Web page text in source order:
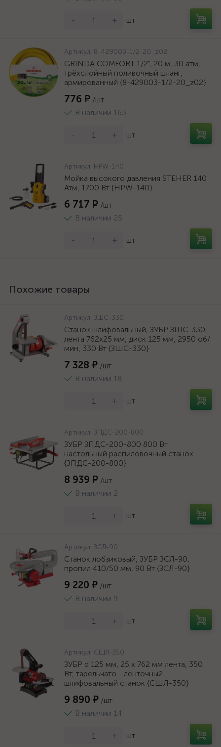
- + шт
Артикул: 8-429003-1/2-20_z02
GRINDA COMFORT 1/2", 20 м, 30 атм,
трёхслойный поливочный шланг,
армированный {8-429003-1/2-20_z02}
776 ₽ /шт
В наличии 163
- + шт
Артикул: HPW-140
Мойка высокого давления STEHER 140
Атм, 1700 Вт {HPW-140}
6 717 ₽ /шт
В наличии 25
- + шт
Похожие товары
Артикул: ЗШС-330
Станок шлифовальный, ЗУБР ЗШС-330,
лента 762x25 мм, диск 125 мм, 2950 об/
мин, 330 Вт {ЗШС-330}
7 328 ₽ /шт
В наличии 18
+ шт
Артикул: ЗПДС-200-800
ЗУБР ЗПДС-200-800 800 Вт
настольный распиловочный станок
{ЗПДС-200-800}
8 939 ₽ /шт
В наличии 2
+ шт
Артикул: ЗСЛ-90
Станок лобзиковый, ЗУБР ЗСЛ-90,
пропил 410/50 мм, 90 Вт {ЗСЛ-90}
9 220 ₽ /шт
В наличии 9
+ шт
Артикул: СШЛ-350
ЗУБР d 125 мм, 25 х 762 мм лента, 350
Вт, тарельчато - ленточный
шлифовальный станок {СШЛ-350}
9 890 ₽ /шт
В наличии 14
+ шт